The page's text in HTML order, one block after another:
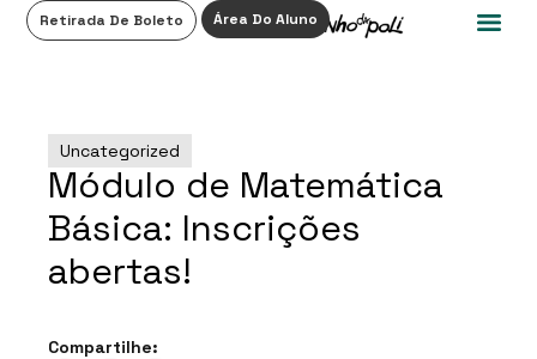
Retirada De Boleto Área Do Aluno
Uncategorized
Módulo de Matemática
Básica: Inscrições
abertas!
Compartilhe: